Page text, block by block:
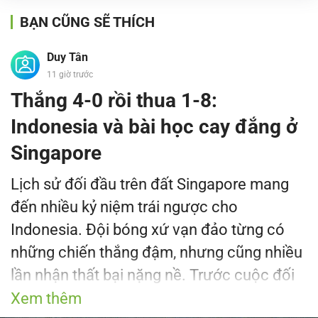
BẠN CŨNG SẼ THÍCH
Duy Tân
11 giờ trước
Thắng 4-0 rồi thua 1-8:
Indonesia và bài học cay đắng ở
Singapore
Lịch sử đối đầu trên đất Singapore mang
đến nhiều kỷ niệm trái ngược cho
Indonesia. Đội bóng xứ vạn đảo từng có
những chiến thắng đậm, nhưng cũng nhiều
lần nhận thất bại nặng nề. Trước cuộc đối
đầu quan trọng tại AFF Cup 2026, thành
Xem thêm